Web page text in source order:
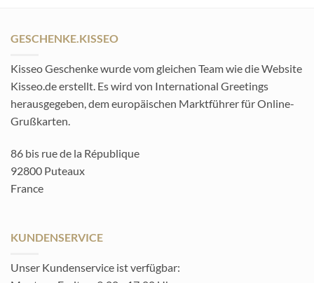
GESCHENKE.KISSEO
Kisseo Geschenke wurde vom gleichen Team wie die Website
Kisseo.de erstellt. Es wird von International Greetings
herausgegeben, dem europäischen Marktführer für Online-
Grußkarten.
86 bis rue de la République
92800 Puteaux
France
KUNDENSERVICE
Unser Kundenservice ist verfügbar: